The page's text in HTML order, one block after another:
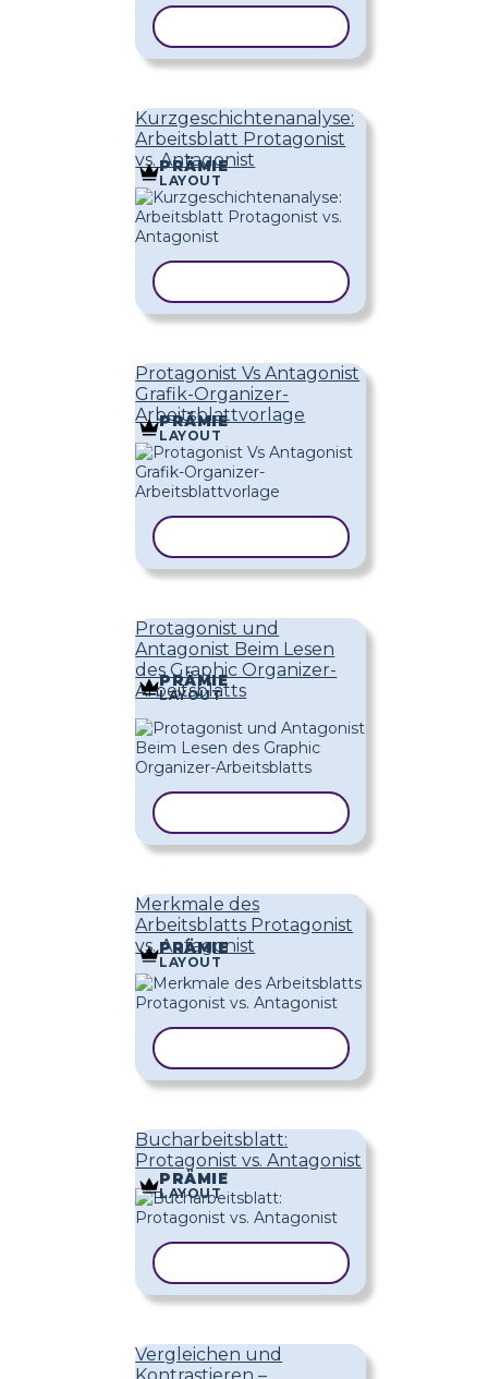
Kurzgeschichtenanalyse:
Arbeitsblatt Protagonist
vs. Antagonist
PRÄMIE
LAYOUT
Protagonist Vs Antagonist
Grafik-Organizer-
Arbeitsblattvorlage
PRÄMIE
LAYOUT
Protagonist und
Antagonist Beim Lesen
des Graphic Organizer-
Arbeitsblatts
PRÄMIE
LAYOUT
Merkmale des
Arbeitsblatts Protagonist
vs. Antagonist
PRÄMIE
LAYOUT
Bucharbeitsblatt:
Protagonist vs. Antagonist
PRÄMIE
LAYOUT
Vergleichen und